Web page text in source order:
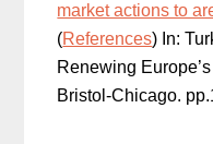
market actions to
(References) In:
Renewing
Bristol-Chicago.